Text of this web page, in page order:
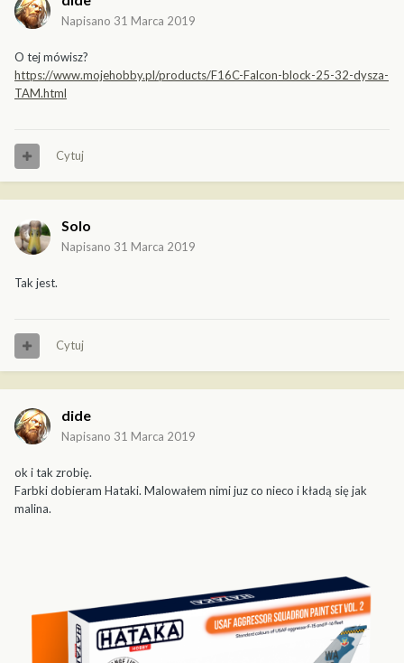
Napisano 31 Marca 2019
O tej mówisz?
https://www.mojehobby.pl/products/F16C-Falcon-block-25-32-dysza-
TAM.html
Cytuj
Solo
Napisano 31 Marca 2019
Tak jest.
Cytuj
dide
Napisano 31 Marca 2019
ok i tak zrobię.
Farbki dobieram Hataki. Malowałem nimi juz co nieco i kładą się jak
malina.